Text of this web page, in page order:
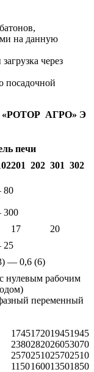
на данную
через
посадочной
«РОТОР АГРО» Э
печи
201 202 301 302
80
17
20
25
— 0,6 (6)
нулевым рабочим
переменный
1745172019451945
2380282026053070
2570251025702510
1150160013501850